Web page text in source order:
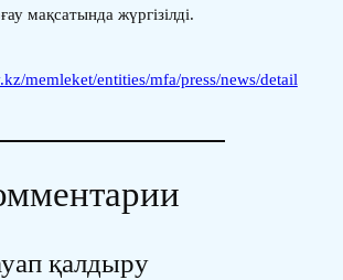
мақсатында жүргізілді.
memleket/entities/mfa/press/news/detail
қалдыру